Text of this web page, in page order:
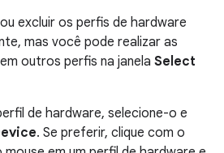
excluir os perfis de hardware
mas você pode realizar as
outros perfis na janela Select
de hardware, selecione-o e
. Se preferir, clique com o